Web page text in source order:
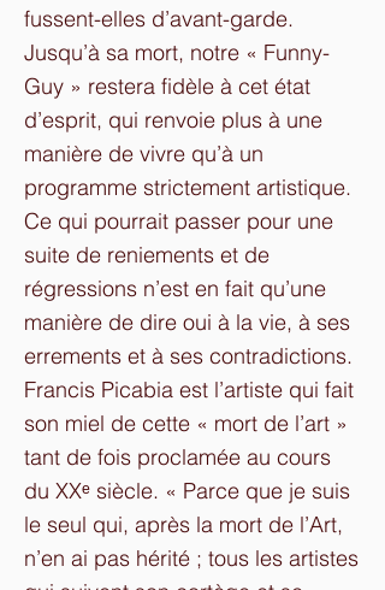
fussent-elles d’avant-garde.
Jusqu’à sa mort, notre « Funny-
Guy » restera fidèle à cet état
d’esprit, qui renvoie plus à une
manière de vivre qu’à un
programme strictement artistique.
Ce qui pourrait passer pour une
suite de reniements et de
régressions n’est en fait qu’une
manière de dire oui à la vie, à ses
errements et à ses contradictions.
Francis Picabia est l’artiste qui fait
son miel de cette « mort de l’art »
tant de fois proclamée au cours
du XXᵉ siècle. « Parce que je suis
le seul qui, après la mort de l’Art,
n’en ai pas hérité ; tous les artistes